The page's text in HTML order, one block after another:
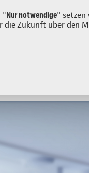
"Nur notwendige" setzen
die Zukunft über den